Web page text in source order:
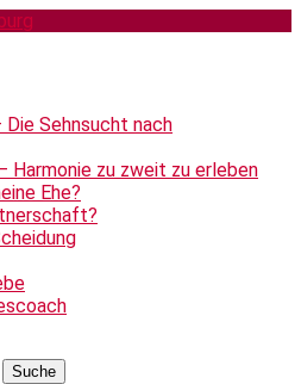
Sehnsucht nach
Harmonie zu zweit zu erleben
Ehe?